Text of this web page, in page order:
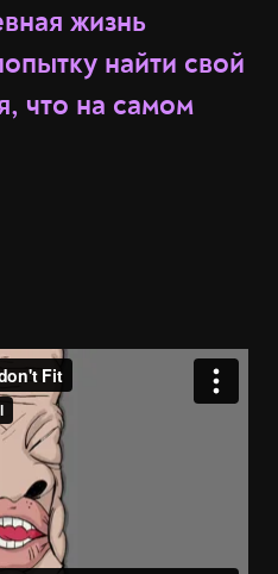
жизнь
найти свой
что на самом